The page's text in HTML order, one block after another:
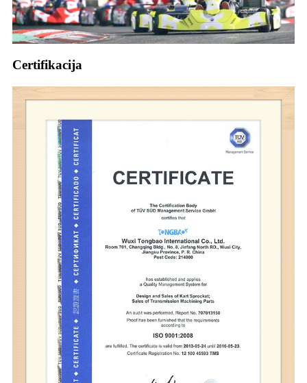
Certifikacija